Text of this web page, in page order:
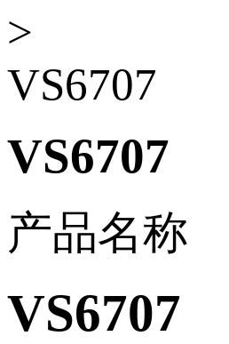
>
VS6707
VS6707
产品名称
VS6707